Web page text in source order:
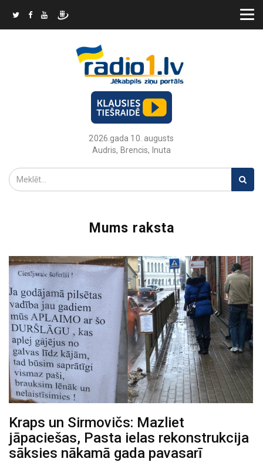
2026.gada 10. augusts
Audris, Brencis, Inuta
Mums raksta
Kraps un Sirmovičs: Mazliet
jāpaciešas, Pasta ielas rekonstrukcija
sāksies nākamā gada pavasarī